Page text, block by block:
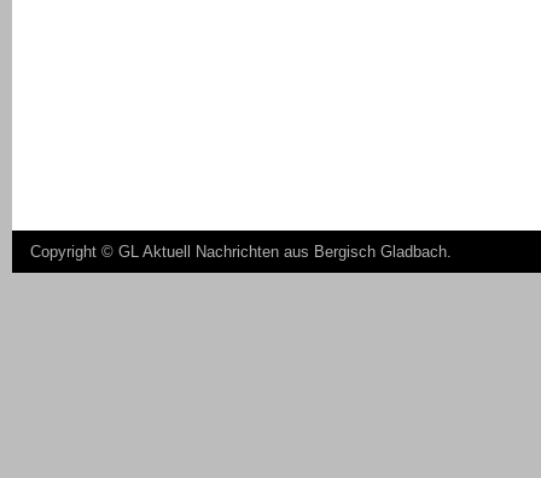
Copyright © GL Aktuell Nachrichten aus Bergisch Gladbach.